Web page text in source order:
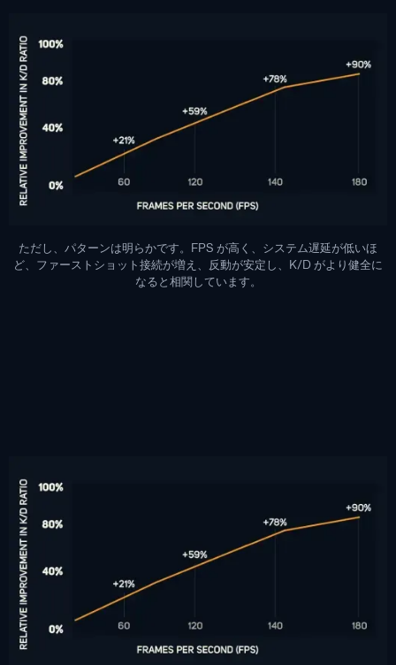
ただし、パターンは明らかです。FPS が高く、システム遅延が低いほ
ど、ファーストショット接続が増え、反動が安定し、K/D がより健全に
なると相関しています。